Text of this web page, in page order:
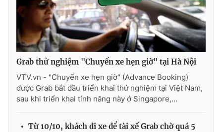
thuận bằng văn bản. Ghi rõ nguồn VTV.vn khi phát hành lại
thông tin từ website này.
Grab thử nghiệm "Chuyến xe hẹn giờ" tại Hà Nội
VTV.vn - "Chuyến xe hẹn giờ" (Advance Booking)
được Grab bắt đầu triển khai thử nghiệm tại Việt Nam,
sau khi triển khai tính năng này ở Singapore,...
Từ 10/10, khách đi xe để tài xế Grab chờ quá 5